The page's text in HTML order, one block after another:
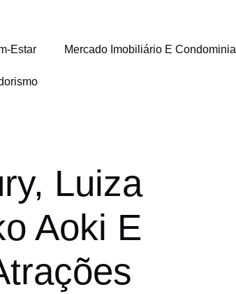
Estar Mercado Imobiliário E Condominial
Luiza
Aoki E